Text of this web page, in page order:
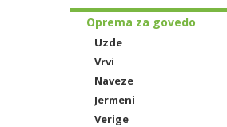
Oprema za govedo
Uzde
Vrvi
Naveze
Jermeni
Verige